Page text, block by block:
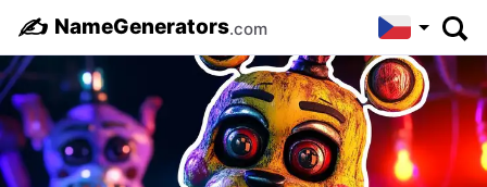
✍️ NameGenerators.com